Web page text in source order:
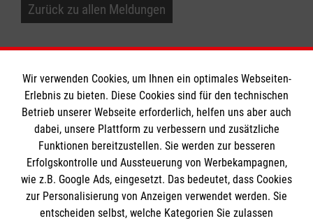
Zurück zu allen Meldungen
Informationen
Impressum
Datenschutz
Barrierefreiheit
Die Malteser
Wir verwenden Cookies, um Ihnen ein optimales Webseiten-
Erlebnis zu bieten. Diese Cookies sind für den technischen
Betrieb unserer Webseite erforderlich, helfen uns aber auch
dabei, unsere Plattform zu verbessern und zusätzliche
Funktionen bereitzustellen. Sie werden zur besseren
Erfolgskontrolle und Aussteuerung von Werbekampagnen,
wie z.B. Google Ads, eingesetzt. Das bedeutet, dass Cookies
zur Personalisierung von Anzeigen verwendet werden. Sie
entscheiden selbst, welche Kategorien Sie zulassen